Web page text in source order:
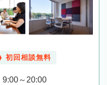
初回相談無料
9:00～20:00